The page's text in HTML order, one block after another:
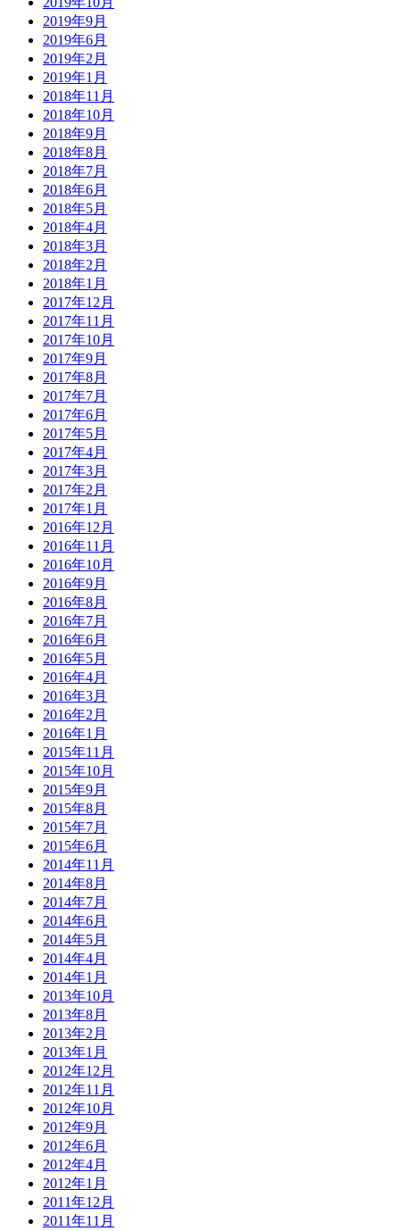
2019年9月
2019年6月
2019年2月
2019年1月
2018年11月
2018年10月
2018年9月
2018年8月
2018年7月
2018年6月
2018年5月
2018年4月
2018年3月
2018年2月
2018年1月
2017年12月
2017年11月
2017年10月
2017年9月
2017年8月
2017年7月
2017年6月
2017年5月
2017年4月
2017年3月
2017年2月
2017年1月
2016年12月
2016年11月
2016年10月
2016年9月
2016年8月
2016年7月
2016年6月
2016年5月
2016年4月
2016年3月
2016年2月
2016年1月
2015年11月
2015年10月
2015年9月
2015年8月
2015年7月
2015年6月
2014年11月
2014年8月
2014年7月
2014年6月
2014年5月
2014年4月
2014年1月
2013年10月
2013年8月
2013年2月
2013年1月
2012年12月
2012年11月
2012年10月
2012年9月
2012年6月
2012年4月
2012年1月
2011年12月
2011年11月